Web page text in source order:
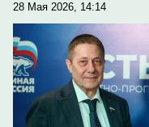
28 Мая 2026, 14:14